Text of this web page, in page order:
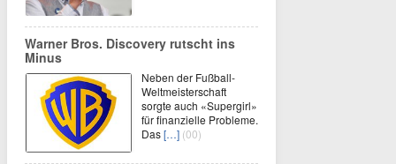
Warner Bros. Discovery rutscht ins
Minus
Neben der Fußball-
Weltmeisterschaft
sorgte auch «Supergirl»
für finanzielle Probleme.
Das[…] (00)